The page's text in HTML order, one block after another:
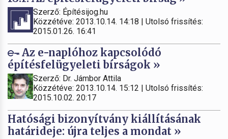
Szerző: Építésijog.hu
Közzétéve: 2013.10.14. 14:18 | Utolsó frissítés:
2015.01.26. 16:41
Az e-naplóhoz kapcsolódó
építésfelügyeleti bírságok »
Szerző: Dr. Jámbor Attila
Közzétéve: 2013.10.14. 15:12 | Utolsó frissítés:
2015.10.02. 20:17
Hatósági bizonyítvány kiállításának
határideje: újra teljes a mondat »